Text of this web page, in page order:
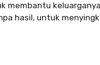
membantu
hasil, untuk